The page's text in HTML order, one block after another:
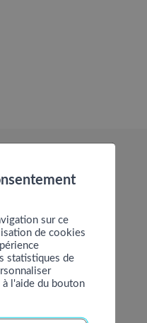
sur ce
de cookies
statistiques de
l'aide du bouton